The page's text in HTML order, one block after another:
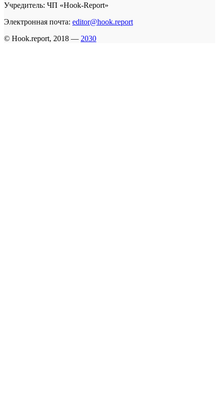
Учредитель: ЧП «Hook-Report»
Электронная почта: editor@hook.report
© Hook.report, 2018 — 2030